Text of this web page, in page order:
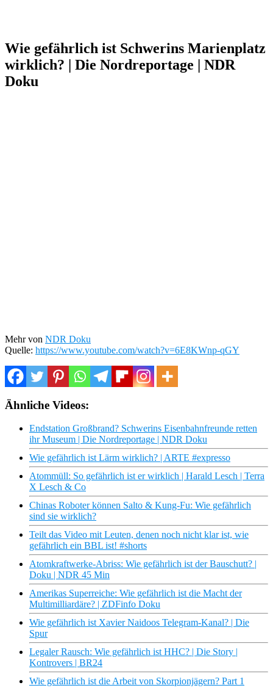
Wie gefährlich ist Schwerins Marienplatz
wirklich? | Die Nordreportage | NDR
Doku
Mehr von NDR Doku
Quelle: https://www.youtube.com/watch?v=6E8KWnp-qGY
Ähnliche Videos:
Endstation Großbrand? Schwerins Eisenbahnfreunde retten
ihr Museum | Die Nordreportage | NDR Doku
Wie gefährlich ist Lärm wirklich? | ARTE #expresso
Atommüll: So gefährlich ist er wirklich | Harald Lesch | Terra
X Lesch & Co
Chinas Roboter können Salto & Kung-Fu: Wie gefährlich
sind sie wirklich?
Teilt das Video mit Leuten, denen noch nicht klar ist, wie
gefährlich ein BBL ist! #shorts
Atomkraftwerke-Abriss: Wie gefährlich ist der Bauschutt? |
Doku | NDR 45 Min
Amerikas Superreiche: Wie gefährlich ist die Macht der
Multimilliardäre? | ZDFinfo Doku
Wie gefährlich ist Xavier Naidoos Telegram-Kanal? | Die
Spur
Legaler Rausch: Wie gefährlich ist HHC? | Die Story |
Kontrovers | BR24
Wie gefährlich ist die Arbeit von Skorpionjägern? Part 1